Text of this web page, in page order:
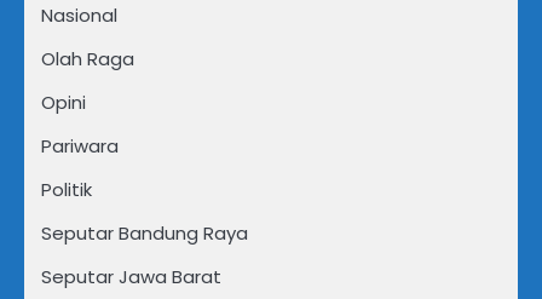
Nasional
Olah Raga
Opini
Pariwara
Politik
Seputar Bandung Raya
Seputar Jawa Barat